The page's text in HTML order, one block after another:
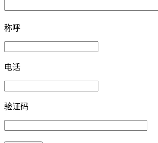
称呼
电话
验证码